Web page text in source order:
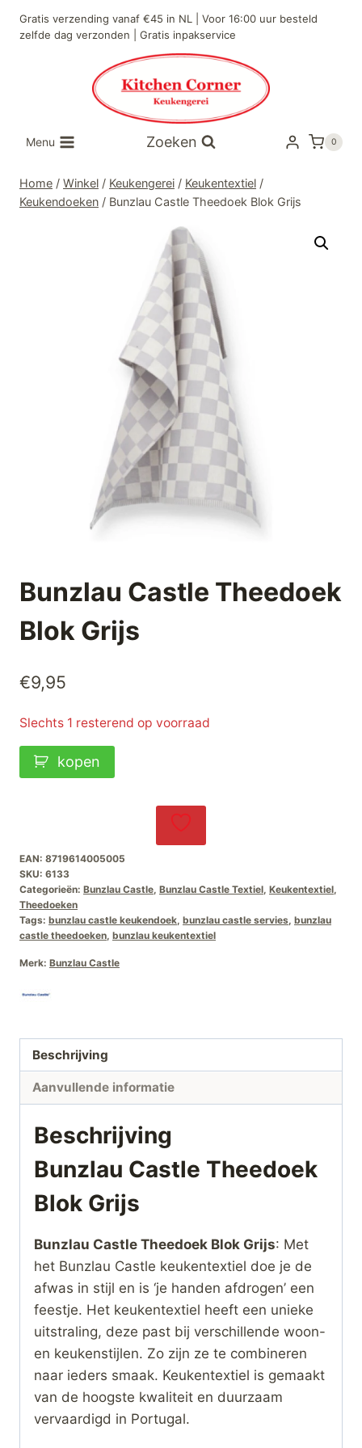
naar
Gratis verzending vanaf €45 in NL | Voor 16:00 uur besteld
zelfde dag verzonden | Gratis inpakservice
Menu Zoeken 0
Home / Winkel / Keukengerei / Keukentextiel /
Keukendoeken / Bunzlau Castle Theedoek Blok Grijs
Bunzlau Castle Theedoek
Blok Grijs
€9,95
Slechts 1 resterend op voorraad
Bunzlau
Castle
aantal
kopen
EAN: 8719614005005
SKU: 6133
Categorieën: Bunzlau Castle, Bunzlau Castle Textiel, Keukentextiel,
Theedoeken
Tags: bunzlau castle keukendoek, bunzlau castle servies, bunzlau
castle theedoeken, bunzlau keukentextiel
Merk: Bunzlau Castle
Beschrijving
Aanvullende informatie
Beschrijving
Bunzlau Castle Theedoek
Blok Grijs
Bunzlau Castle Theedoek Blok Grijs: Met
het Bunzlau Castle keukentextiel doe je de
afwas in stijl en is ‘je handen afdrogen’ een
feestje. Het keukentextiel heeft een unieke
uitstraling, deze past bij verschillende woon-
en keukenstijlen. Zo zijn ze te combineren
naar ieders smaak. Keukentextiel is gemaakt
van de hoogste kwaliteit en duurzaam
vervaardigd in Portugal.